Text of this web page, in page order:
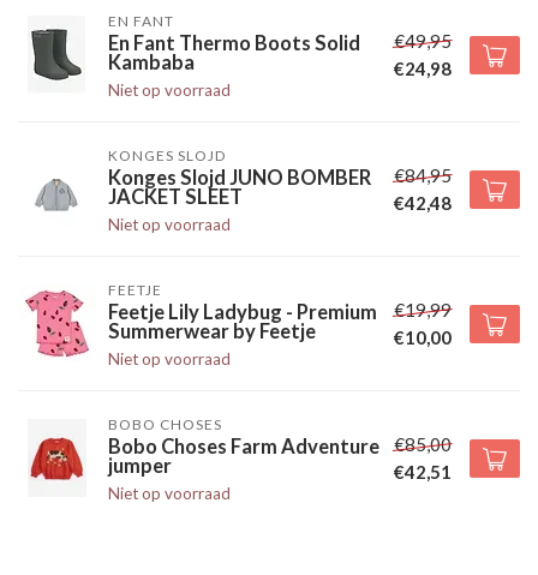
EN FANT
En Fant Thermo Boots Solid
Kambaba
Niet op voorraad
€49,95
€24,98
KONGES SLOJD
Konges Slojd JUNO BOMBER
JACKET SLEET
Niet op voorraad
€84,95
€42,48
FEETJE
Feetje Lily Ladybug - Premium
Summerwear by Feetje
Niet op voorraad
€19,99
€10,00
BOBO CHOSES
Bobo Choses Farm Adventure
jumper
Niet op voorraad
€85,00
€42,51